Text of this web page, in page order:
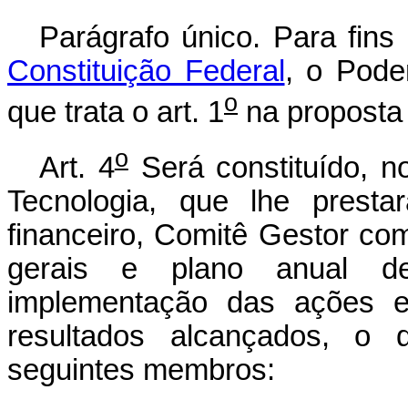
Parágrafo único. Para
Constituição Federal , o
que trata o art. 1o na
Art. 4oSerá constituído,
Tecnologia, que lhe
financeiro, Comitê Gestor
gerais e plano anual de
implementação das ações
resultados alcançados, o
seguintes membros: